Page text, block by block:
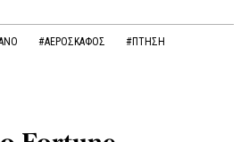
#ΑΕΡΟΣΚΑΦΟΣ #ΠΤΗΣΗ